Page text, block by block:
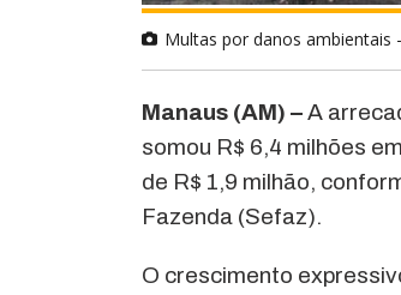
Multas por danos ambientais
Manaus (AM) –A
somou R$ 6,4 milhões
de R$ 1,9 milhão,
Fazenda (Sefaz).
O crescimento